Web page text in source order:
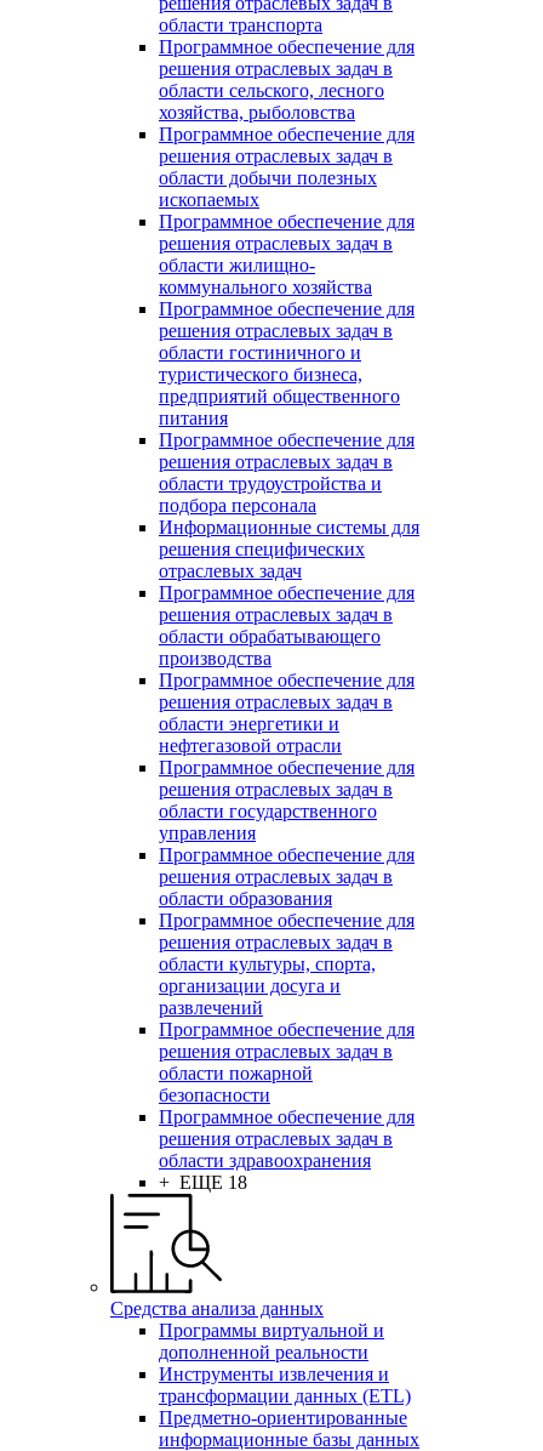
области транспорта
Программное обеспечение для
решения отраслевых задач в
области сельского, лесного
хозяйства, рыболовства
Программное обеспечение для
решения отраслевых задач в
области добычи полезных
ископаемых
Программное обеспечение для
решения отраслевых задач в
области жилищно-
коммунального хозяйства
Программное обеспечение для
решения отраслевых задач в
области гостиничного и
туристического бизнеса,
предприятий общественного
питания
Программное обеспечение для
решения отраслевых задач в
области трудоустройства и
подбора персонала
Информационные системы для
решения специфических
отраслевых задач
Программное обеспечение для
решения отраслевых задач в
области обрабатывающего
производства
Программное обеспечение для
решения отраслевых задач в
области энергетики и
нефтегазовой отрасли
Программное обеспечение для
решения отраслевых задач в
области государственного
управления
Программное обеспечение для
решения отраслевых задач в
области образования
Программное обеспечение для
решения отраслевых задач в
области культуры, спорта,
организации досуга и
развлечений
Программное обеспечение для
решения отраслевых задач в
области пожарной
безопасности
Программное обеспечение для
решения отраслевых задач в
области здравоохранения
+ ЕЩЕ 18
Средства анализа данных
Программы виртуальной и
дополненной реальности
Инструменты извлечения и
трансформации данных (ETL)
Предметно-ориентированные
информационные базы данных